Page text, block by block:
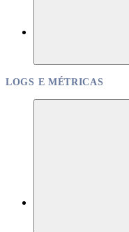
LOGS E MÉTRICAS